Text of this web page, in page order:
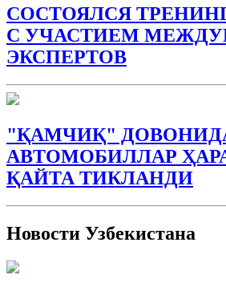
СОСТОЯЛСЯ
С УЧАСТИЕМ
ЭКСПЕРТОВ
"ҚАМЧИҚ"
АВТОМОБИЛЛАР
ҚАЙТА ТИКЛАНДИ
Новости Узбекистана